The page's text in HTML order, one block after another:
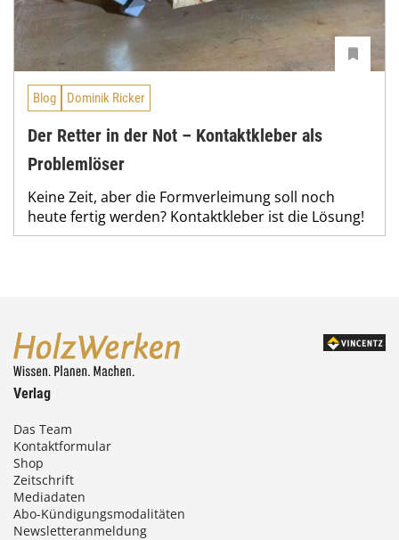
Blog Dominik Ricker
Der Retter in der Not – Kontaktkleber als
Problemlöser
Keine Zeit, aber die Formverleimung soll noch
heute fertig werden? Kontaktkleber ist die Lösung!
Verlag
Das Team
Kontaktformular
Shop
Zeitschrift
Mediadaten
Abo-Kündigungsmodalitäten
Newsletteranmeldung